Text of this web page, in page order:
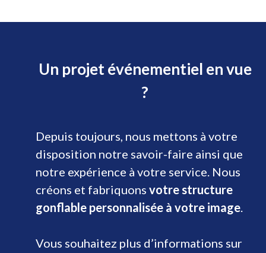
Un projet événementiel en vue
?
Depuis toujours, nous mettons à votre
disposition notre savoir-faire ainsi que
notre expérience à votre service. Nous
créons et fabriquons votre structure
gonflable personnalisée à votre image.
Vous souhaitez plus d’informations sur